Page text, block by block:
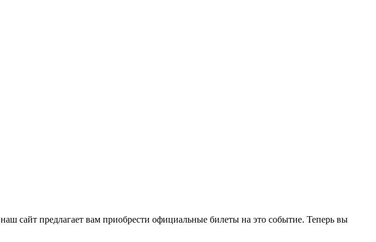
наш сайт предлагает вам приобрести официальные билеты на это событие. Теперь вы